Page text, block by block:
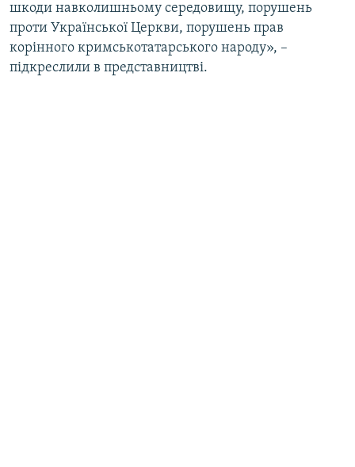
шкоди навколишньому середовищу, порушень
проти Української Церкви, порушень прав
корінного кримськотатарського народу», –
підкреслили в представництві.